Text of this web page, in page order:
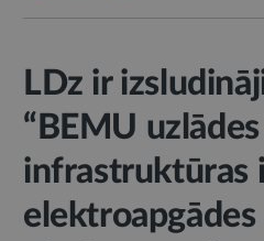
LDz ir
“BEMU uzlādes
infrastruktūras